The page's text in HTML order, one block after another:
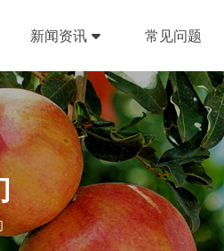
新闻资讯 常见问题